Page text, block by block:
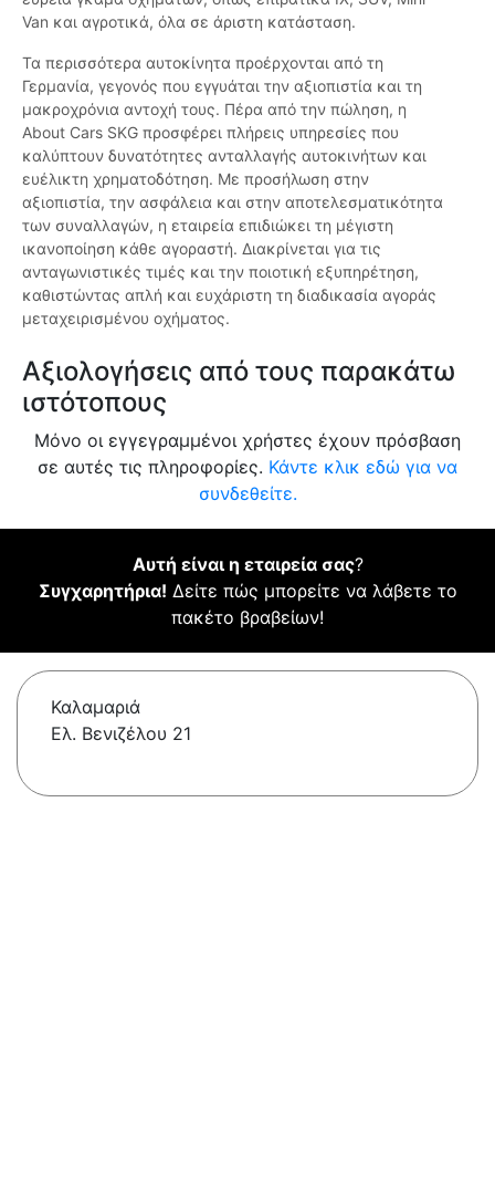
Van και αγροτικά, όλα σε άριστη κατάσταση.
Τα περισσότερα αυτοκίνητα προέρχονται από τη
Γερμανία, γεγονός που εγγυάται την αξιοπιστία και τη
μακροχρόνια αντοχή τους. Πέρα από την πώληση, η
About Cars SKG προσφέρει πλήρεις υπηρεσίες που
καλύπτουν δυνατότητες ανταλλαγής αυτοκινήτων και
ευέλικτη χρηματοδότηση. Με προσήλωση στην
αξιοπιστία, την ασφάλεια και στην αποτελεσματικότητα
των συναλλαγών, η εταιρεία επιδιώκει τη μέγιστη
ικανοποίηση κάθε αγοραστή. Διακρίνεται για τις
ανταγωνιστικές τιμές και την ποιοτική εξυπηρέτηση,
καθιστώντας απλή και ευχάριστη τη διαδικασία αγοράς
μεταχειρισμένου οχήματος.
Αξιολογήσεις από τους παρακάτω
ιστότοπους
Μόνο οι εγγεγραμμένοι χρήστες έχουν πρόσβαση
σε αυτές τις πληροφορίες. Κάντε κλικ εδώ για να
συνδεθείτε.
Αυτή είναι η εταιρεία σας?
Συγχαρητήρια! Δείτε πώς μπορείτε να λάβετε το
πακέτο βραβείων!
Καλαμαριά
Ελ. Βενιζέλου 21